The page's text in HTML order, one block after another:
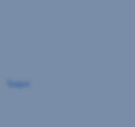
Înapoi